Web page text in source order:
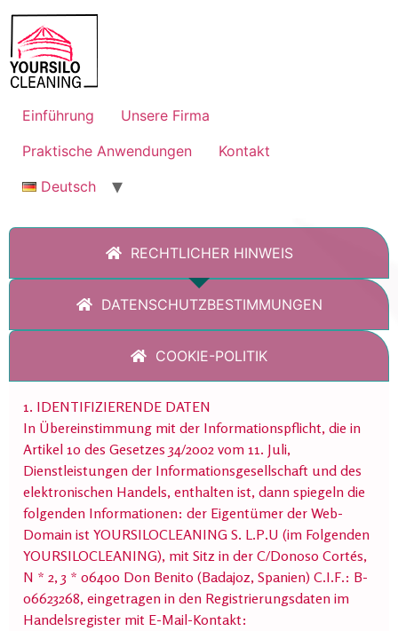
Einführung
Unsere Firma
Praktische Anwendungen
Kontakt
Deutsch
RECHTLICHER HINWEIS
DATENSCHUTZBESTIMMUNGEN
COOKIE-POLITIK
1. IDENTIFIZIERENDE DATEN
In Übereinstimmung mit der Informationspflicht, die in
Artikel 10 des Gesetzes 34/2002 vom 11. Juli,
Dienstleistungen der Informationsgesellschaft und des
elektronischen Handels, enthalten ist, dann spiegeln die
folgenden Informationen: der Eigentümer der Web-
Domain ist YOURSILOCLEANING S. L.P.U (im Folgenden
YOURSILOCLEANING), mit Sitz in der C/Donoso Cortés,
N * 2, 3 * 06400 Don Benito (Badajoz, Spanien) C.I.F.: B-
06623268, eingetragen in den Registrierungsdaten im
Handelsregister mit E-Mail-Kontakt: